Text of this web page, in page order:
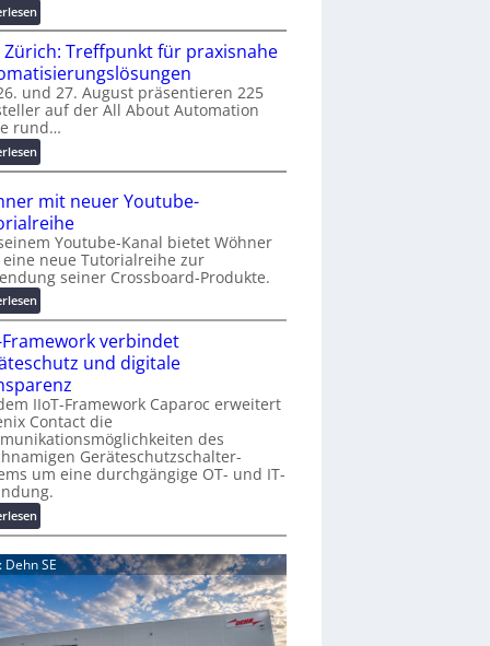
:
K
M
U
i
n
d
r
o
s
t
e
n
f
a
l
l
e
Zürich: Treffpunkt für praxisnahe
und 27. August präsentieren 225
auf der All About Automation
rund…
:
A
A
Z
ü
r
i
c
:
T
r
e
f
f
p
u
n
k
f
ü
r
p
mit neuer Youtube-
Youtube-Kanal bietet Wöhner
neue Tutorialreihe zur
seiner Crossboard-Produkte.
:
W
ö
h
n
e
r
m
i
t
n
e
u
e
r
Y
o
u
Framework verbindet
und digitale
IIoT-Framework Caparoc erweitert
Contact die
des
Geräteschutzschalter-
um eine durchgängige OT- und IT-
:
I
I
o
T
-
F
Dehn SE